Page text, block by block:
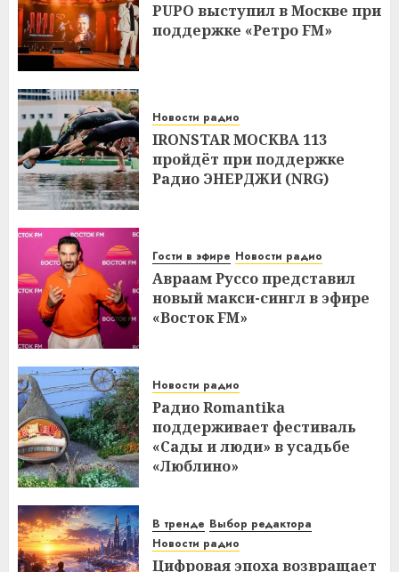
PUPO выступил в Москве при
поддержке «Ретро FM»
Новости радио
IRONSTAR МОСКВА 113
пройдёт при поддержке
Радио ЭНЕРДЖИ (NRG)
Гости в эфире Новости радио
Авраам Руссо представил
новый макси-сингл в эфире
«Восток FM»
Новости радио
Радио Romantika
поддерживает фестиваль
«Сады и люди» в усадьбе
«Люблино»
В тренде Выбор редактора
Новости радио
Цифровая эпоха возвращает